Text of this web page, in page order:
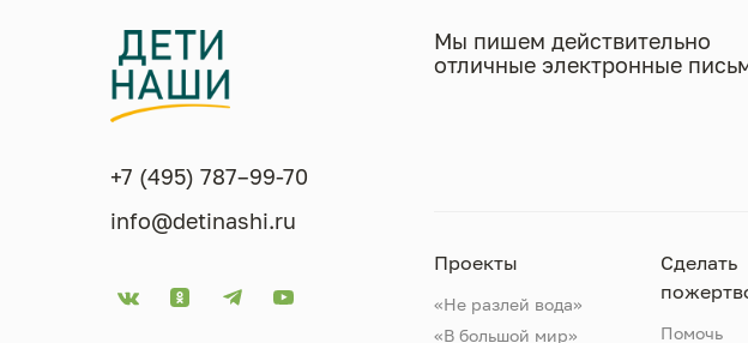
+7 (495) 787–99-70
info@detinashi.ru
Мы пишем действительно
отличные электронные
Проекты
«Не разлей вода»
«В большой мир»
Сделать
Помочь